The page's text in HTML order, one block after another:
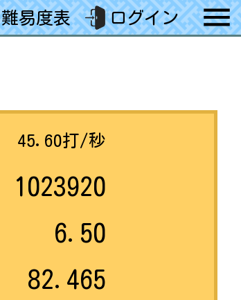
難易度表 ログイン
45.60打/秒
1023920
6.50
82.465